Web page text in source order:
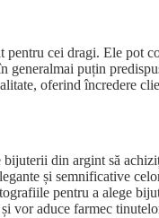
cei dragi. Ele pot
generalmai puțin
oferind încredere
din argint să
și semnificative
pentru a alege
vor aduce farmec